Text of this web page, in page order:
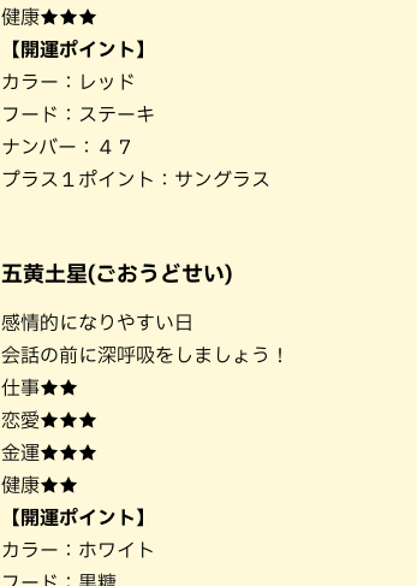
健康★★★
【開運ポイント】
カラー：レッド
フード：ステーキ
ナンバー：４７
プラス１ポイント：サングラス
五黄土星(ごおうどせい)
感情的になりやすい日
会話の前に深呼吸をしましょう！
仕事★★
恋愛★★★
金運★★★
健康★★
【開運ポイント】
カラー：ホワイト